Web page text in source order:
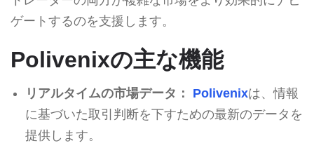
ゲートするのを支援します。
Polivenixの主な機能
リアルタイムの市場データ： Polivenixは、情報
に基づいた取引判断を下すための最新のデータを
提供します。